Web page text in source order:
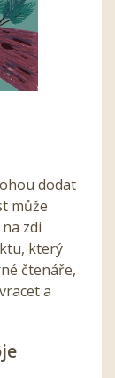
dodat
může
zdi
který
čtenáře,
a